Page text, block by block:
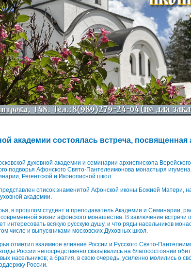
академии состоялась встреча,
духовной академии и семинарии архиепископа
подворья Афонского Свято-Пантелеимонова монастыря
Регентской и Иконописной школ.
список знаменитой Афонской иконы Божией Матери,
академии.
в прошлом студент и преподаватель Академии и Семинарии,
жизни афонского монашества. В заключение встречи
интересовать всякую русскую душу, и что ряды насельников
числе и выпускниками московских Духовных школ.
отметил взаимное влияние России и Русского Свято-
России непосредственно сказывались на благосостоянии
насельников; а братия, в свою очередь, усиленно молились о
России.